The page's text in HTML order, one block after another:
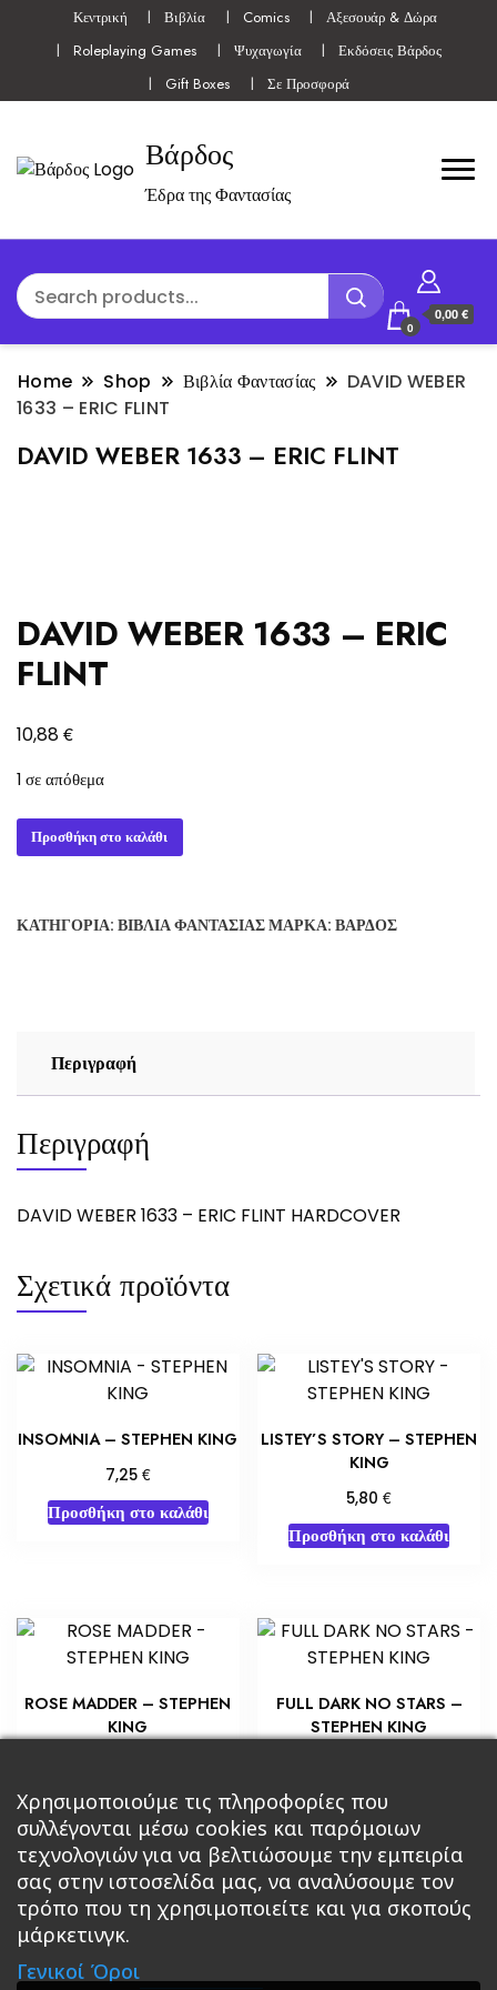
Κεντρική Βιβλία Comics
Αξεσουάρ & Δώρα
Roleplaying Games
Ψυχαγωγία
Εκδόσεις Βάρδος
Gift Boxes
Σε Προσφορά
Βάρδος
Έδρα της Φαντασίας
0
0,00 €
Home Shop Βιβλία Φαντασίας
DAVID WEBER
1633 – ERIC FLINT
DAVID WEBER 1633 – ERIC FLINT
DAVID WEBER 1633 – ERIC
FLINT
10,88€
1 σε απόθεμα
DAVID
WEBER
ERIC
Προσθήκη στο καλάθι
ΚΑΤΗΓΟΡΊΑ: ΒΙΒΛΊΑ ΦΑΝΤΑΣΊΑΣΜΆΡΚΑ: ΒΆΡΔΟΣ
Περιγραφή
Περιγραφή
DAVID WEBER 1633 – ERIC FLINT HARDCOVER
Σχετικά προϊόντα
INSOMNIA – STEPHEN KING
7,25 €
Προσθήκη στο καλάθι
LISTEY’S STORY – STEPHEN
KING
5,80€
Προσθήκη στο καλάθι
ROSE MADDER – STEPHEN
KING
Προσθήκη στο καλάθι
FULL DARK NO STARS –
STEPHEN KING
Προσθήκη στο καλάθι
Κεντρική Βιβλία
Roleplaying Games Ψυχαγωγία Εκδόσεις Βάρδος
Χρησιμοποιούμε τις πληροφορίες που
συλλέγονται μέσω cookies και παρόμοιων
τεχνολογιών για να βελτιώσουμε την εμπειρία
σας στην ιστοσελίδα μας, να αναλύσουμε τον
τρόπο που τη χρησιμοποιείτε και για σκοπούς
μάρκετινγκ.
Γενικοί Όροι